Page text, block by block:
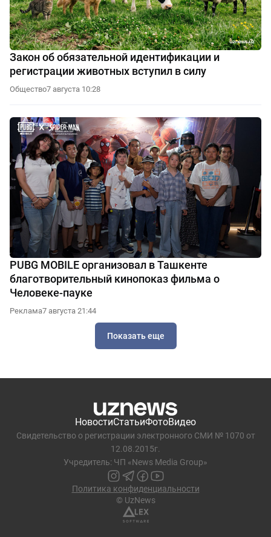
Закон об обязательной идентификации и
регистрации животных вступил в силу
Общество7 августа 10:28
PUBG MOBILE организовал в Ташкенте
благотворительный кинопоказ фильма о
Человеке-пауке
Реклама7 августа 21:44
Показать еще
НовостиСтатьиФотоВидео
Свидетельство о регистрации электронного СМИ № 1070 от
12.08.2015г.
Учредитель: ЧП «News Media Group»
Политика конфиденциальности
© UzNews